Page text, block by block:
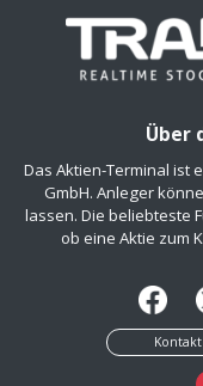
Über
Das Aktien-Terminal ist
GmbH. Anleger
lassen. Die beliebteste
ob eine Aktie zum
Kontakt